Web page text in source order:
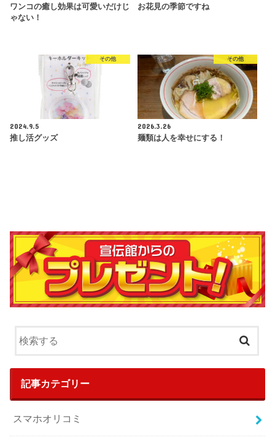
ワンコの癒し効果は可愛いだけじ
ゃない！
お花見の季節ですね
その他
2024.9.5
推し活グッズ
その他
2026.3.26
麺類は人を幸せにする！
記事カテゴリー
スマホオリコミ